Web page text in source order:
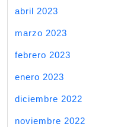
abril 2023
marzo 2023
febrero 2023
enero 2023
diciembre 2022
noviembre 2022